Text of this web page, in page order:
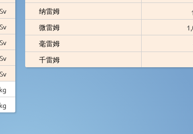
纳雷姆
微雷姆
毫雷姆
千雷姆